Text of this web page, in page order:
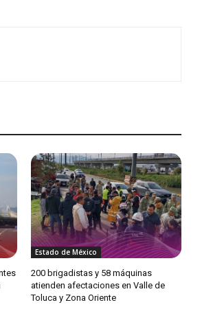
Estado de México
200 brigadistas y 58 máquinas
atienden afectaciones en Valle de
Toluca y Zona Oriente